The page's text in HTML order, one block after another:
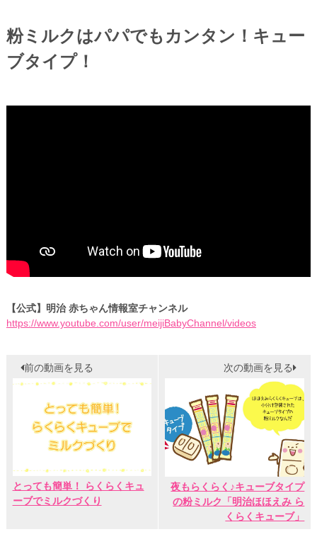
粉ミルクはパパでもカンタン！キュー
ブタイプ！
【公式】明治 赤ちゃん情報室チャンネル
https://www.youtube.com/user/meijiBabyChannel/videos
前の動画を見る
とっても簡単！ らくらくキュ
ーブでミルクづくり
次の動画を見る
夜もらくらく♪キューブタイプ
の粉ミルク「明治ほほえみ ら
くらくキューブ」